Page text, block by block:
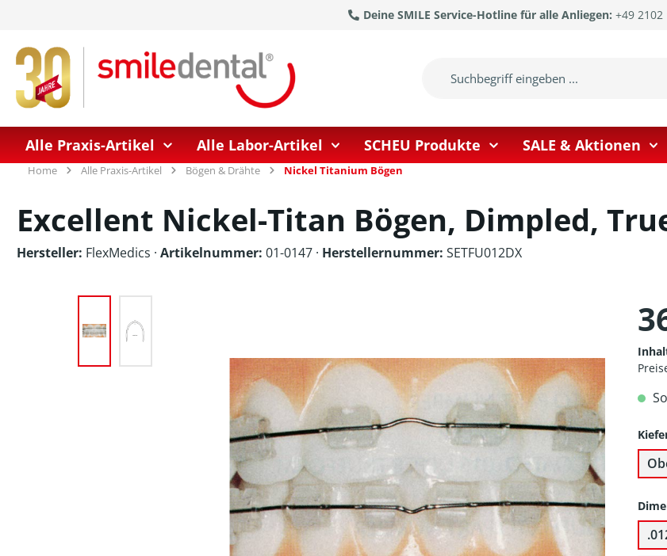
Deine SMILE Service-Hotline für alle Anliegen: +49 2102
Alle Praxis-Artikel Alle Labor-Artikel SCHEU Produkte SALE & Aktionen
Home Alle Praxis-Artikel Bögen & Drähte Nickel Titanium Bögen
Excellent Nickel-Titan Bögen, Dimpled,
Hersteller: FlexMedics · Artikelnummer: 01-0147 · Herstellernummer: SETFU012DX